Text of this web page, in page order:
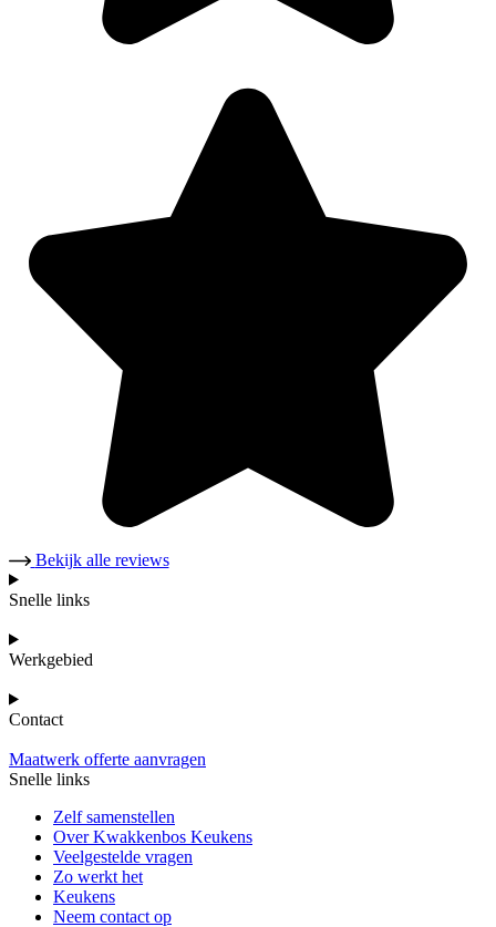
Bekijk alle reviews
Snelle links
Werkgebied
Contact
Maatwerk offerte aanvragen
Snelle links
Zelf samenstellen
Over Kwakkenbos Keukens
Veelgestelde vragen
Zo werkt het
Keukens
Neem contact op